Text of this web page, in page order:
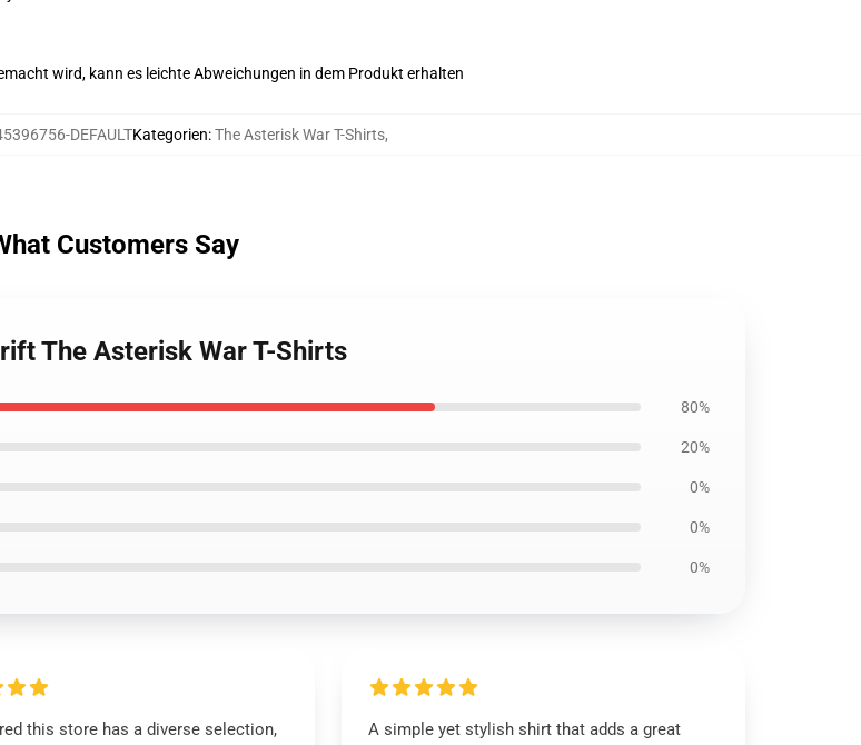
wird, kann es leichte Abweichungen in dem Produkt erhalten
DEFAULTKategorien:The Asterisk War T-Shirts,
Customers Say
The Asterisk War T-Shirts
80%
20%
0%
0%
0%
this store has a diverse selection,
A simple yet stylish shirt that adds a great